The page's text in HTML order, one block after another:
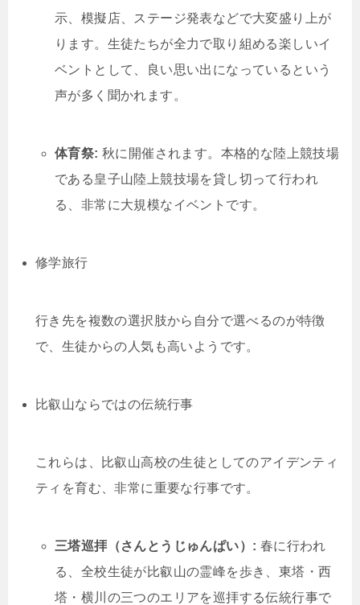
示、模擬店、ステージ発表などで大変盛り上が
ります。生徒たちが全力で取り組める楽しいイ
ベントとして、良い思い出になっているという
声が多く聞かれます。
体育祭: 秋に開催されます。本格的な陸上競技場
である皇子山陸上競技場を貸し切って行われ
る、非常に大規模なイベントです。
修学旅行
行き先を複数の選択肢から自分で選べるのが特徴
で、生徒からの人気も高いようです。
比叡山ならではの伝統行事
これらは、比叡山高校の生徒としてのアイデンティ
ティを育む、非常に重要な行事です。
三塔巡拝（さんとうじゅんぱい）: 春に行われ
る、全校生徒が比叡山の霊峰を歩き、東塔・西
塔・横川の三つのエリアを巡拝する伝統行事で